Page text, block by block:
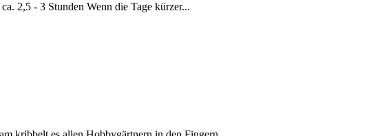
2,5 - 3 Stunden Wenn die Tage kürzer...